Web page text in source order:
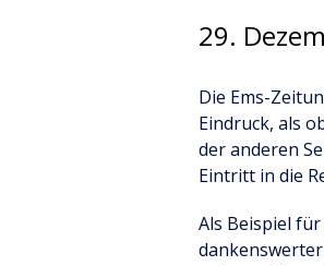
29.
Die Ems-
Eindruck, als
der anderen
Eintritt in die
Als Beispiel